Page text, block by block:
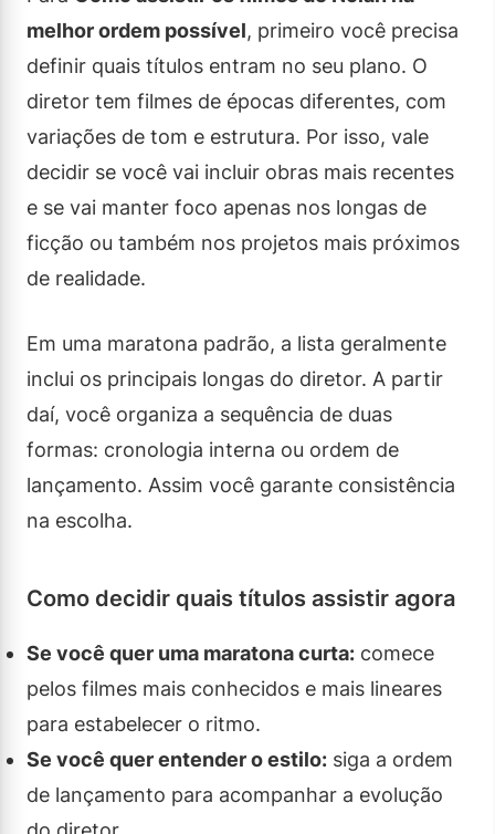
melhor ordem possível, primeiro você precisa
definir quais títulos entram no seu plano. O
diretor tem filmes de épocas diferentes, com
variações de tom e estrutura. Por isso, vale
decidir se você vai incluir obras mais recentes
e se vai manter foco apenas nos longas de
ficção ou também nos projetos mais próximos
de realidade.
Em uma maratona padrão, a lista geralmente
inclui os principais longas do diretor. A partir
daí, você organiza a sequência de duas
formas: cronologia interna ou ordem de
lançamento. Assim você garante consistência
na escolha.
Como decidir quais títulos assistir agora
Se você quer uma maratona curta: comece
pelos filmes mais conhecidos e mais lineares
para estabelecer o ritmo.
Se você quer entender o estilo: siga a ordem
de lançamento para acompanhar a evolução